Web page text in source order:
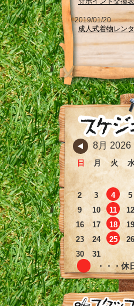
2019/01/20
成人式着物レン
日 月 火
2
3 4 5
9
10 11 12
16
17 18 19
23
24 25 26
30
31
・・・休